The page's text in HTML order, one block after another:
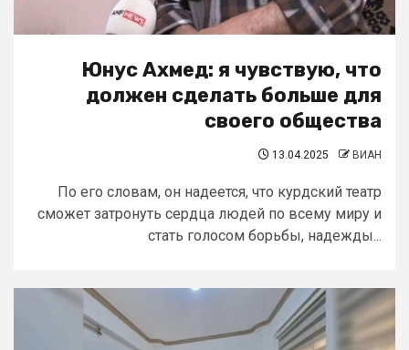
Юнус Ахмед: я чувствую, что
должен сделать больше для
своего общества
13.04.2025 ВИАН
По его словам, он надеется, что курдский театр
сможет затронуть сердца людей по всему миру и
стать голосом борьбы, надежды...